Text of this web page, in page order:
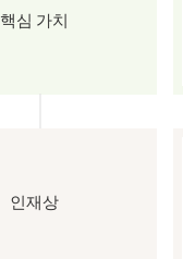
핵심 가치
인재상